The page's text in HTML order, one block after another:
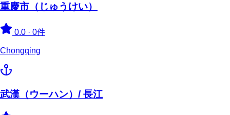
重慶市（じゅうけい）
0.0 · 0件
Chongqing
武漢（ウーハン）/ 長江